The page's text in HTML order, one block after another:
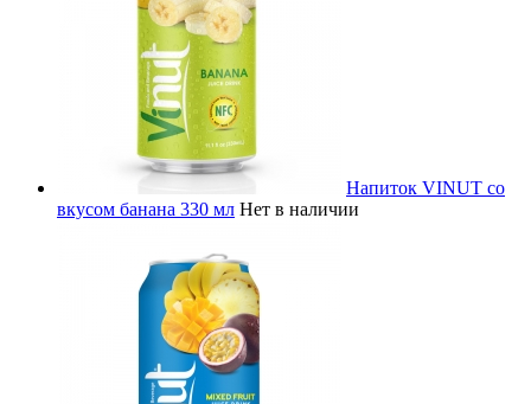
Напиток VINUT со
вкусом банана 330 мл Нет в наличии